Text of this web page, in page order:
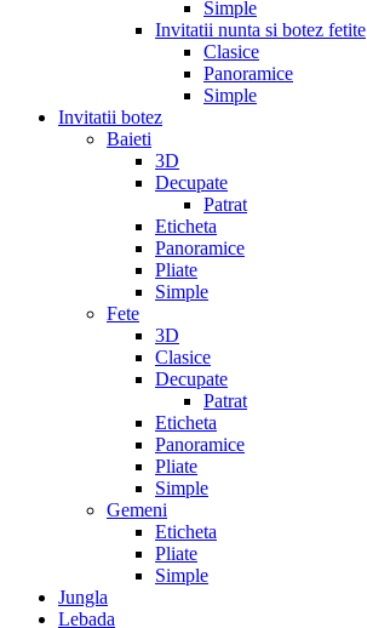
Simple
Invitatii nunta si botez fetite
Clasice
Panoramice
Simple
Invitatii botez
Baieti
3D
Decupate
Patrat
Eticheta
Panoramice
Pliate
Simple
Fete
3D
Clasice
Decupate
Patrat
Eticheta
Panoramice
Pliate
Simple
Gemeni
Eticheta
Pliate
Simple
Jungla
Lebada